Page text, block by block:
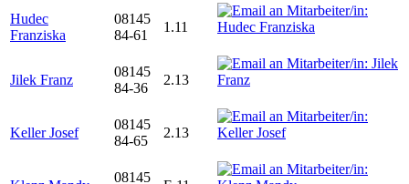
Hudec
Franziska
08145
84-61
1.11
Jilek Franz
08145
84-36
2.13
Keller Josef
08145
84-65
2.13
08145